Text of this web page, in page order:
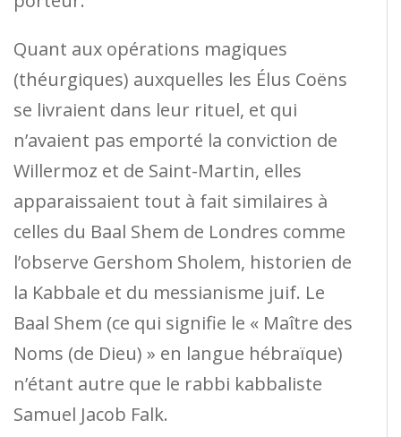
Quant aux opérations magiques
(théurgiques) auxquelles les Élus Coëns
se livraient dans leur rituel, et qui
n’avaient pas emporté la conviction de
Willermoz et de Saint-Martin, elles
apparaissaient tout à fait similaires à
celles du Baal Shem de Londres comme
l’observe Gershom Sholem, historien de
la Kabbale et du messianisme juif. Le
Baal Shem (ce qui signifie le « Maître des
Noms (de Dieu) » en langue hébraïque)
n’étant autre que le rabbi kabbaliste
Samuel Jacob Falk.